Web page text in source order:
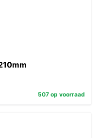
507 op voorraad